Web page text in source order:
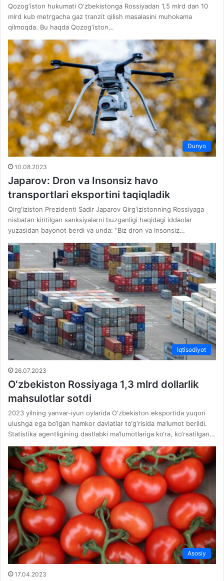
Qozog‘iston hukumati O‘zbekistonga Rossiyadan 1,5 mlrd dan 10
mlrd kub metrgacha gaz tranzit qilish masalasini muhokama
qilmoqda. Bu haqda Qozog‘iston…
Dunyo
10.08.2023
Japarov: Dron va Insonsiz havo
transportlari eksportini taqiqladik
Qirgʻiziston Prezidenti Sadir Japarov Qirg‘izistonning Rossiyaga
nisbatan kiritilgan sanksiyalarni buzganligi haqidagi iddaolar
yuzasidan bayonot berdi va unda: “Biz dron va Insonsiz…
Iqtisodiyot
26.07.2023
O‘zbekiston Rossiyaga 1,3 mlrd dollarlik
mahsulotlar sotdi
2023 yilning yanvar-iyun oylarida O‘zbekiston eksportida yuqori
ulushga ega bo‘lgan hamkor davlatlar to‘g‘risida ma’lumot berildi.
Statistika agentligining dastlabki ma’lumotlariga ko‘ra, ko‘rsatilgan…
Asosiy
17.04.2023